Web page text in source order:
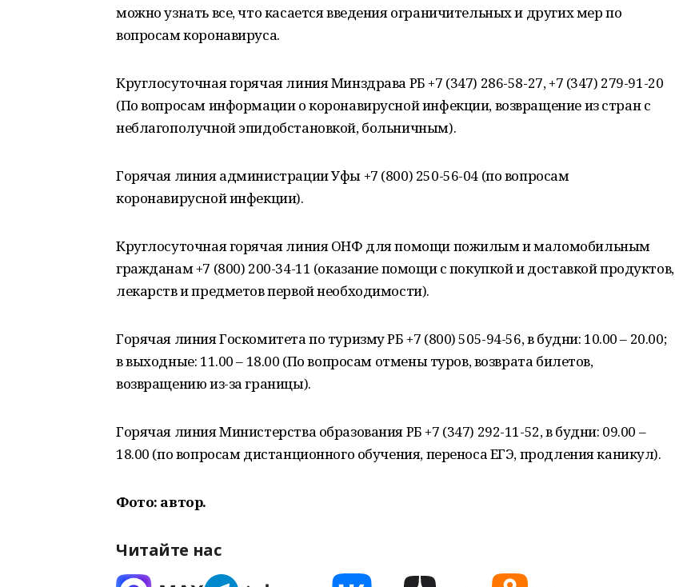
можно узнать все, что касается введения ограничительных и других мер по
вопросам коронавируса.
Круглосуточная горячая линия Минздрава РБ +7 (347) 286-58-27, +7 (347) 279-91-20
(По вопросам информации о коронавирусной инфекции, возвращение из стран с
неблагополучной эпидобстановкой, больничным).
Горячая линия администрации Уфы +7 (800) 250-56-04 (по вопросам
коронавирусной инфекции).
Круглосуточная горячая линия ОНФ для помощи пожилым и маломобильным
гражданам +7 (800) 200-34-11 (оказание помощи с покупкой и доставкой продуктов,
лекарств и предметов первой необходимости).
Горячая линия Госкомитета по туризму РБ +7 (800) 505-94-56, в будни: 10.00 – 20.00;
в выходные: 11.00 – 18.00 (По вопросам отмены туров, возврата билетов,
возвращению из-за границы).
Горячая линия Министерства образования РБ +7 (347) 292-11-52, в будни: 09.00 –
18.00 (по вопросам дистанционного обучения, переноса ЕГЭ, продления каникул).
Фото: автор.
Читайте нас